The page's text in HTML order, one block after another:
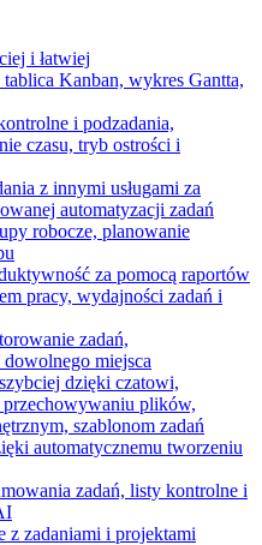
i łatwiej
Kanban, wykres Gantta,
i podzadania,
czasu, tryb ostrości i
z innymi usługami za
automatyzacji zadań
robocze, planowanie
za pomocą raportów
pracy, wydajności zadań i
zadań,
miejsca
dzięki czatowi,
przechowywaniu plików,
szablonom zadań
automatycznemu tworzeniu
zadań, listy kontrolne i
z zadaniami i projektami